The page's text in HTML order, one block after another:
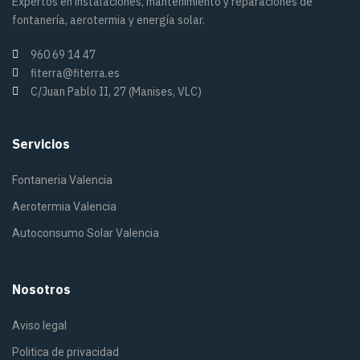
fontanería, aerotermia y energía solar.
960 69 14 47
fiterra@fiterra.es
C/Juan Pablo II, 27 (Manises, VLC)
Servicios
Fontaneria Valencia
Aerotermia Valencia
Autoconsumo Solar Valencia
Nosotros
Aviso legal
Politica de privacidad